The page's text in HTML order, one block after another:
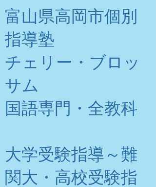
富山県高岡市個別
指導塾
チェリー・ブロッ
サム
​国語専門・全教科
大学受験指導～難
関大・高校受験指